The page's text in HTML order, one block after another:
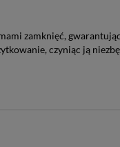
zamknięć,
czyniąc ją